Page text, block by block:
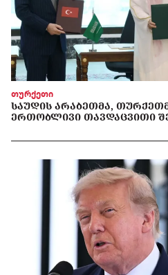
თურქეთი
ᲡᲐᲣᲓᲘᲡ ᲐᲠᲐᲑᲔᲗᲛᲐ,
ᲔᲠᲗᲝᲑᲚᲘᲕᲘ ᲗᲐᲕᲓᲐᲪᲕᲘᲗᲘ